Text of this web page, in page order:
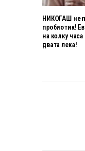
НИКОГАШ не
пробиотик!
на колку
двата лека!